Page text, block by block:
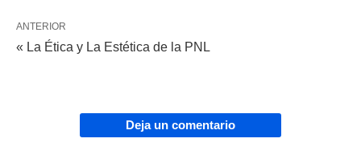
ANTERIOR
« La Ética y La Estética de la PNL
Deja un comentario